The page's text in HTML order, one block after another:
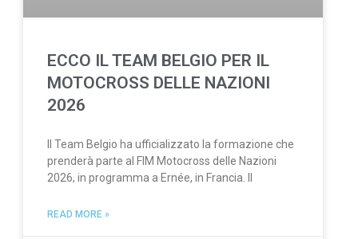
ECCO IL TEAM BELGIO PER IL
MOTOCROSS DELLE NAZIONI
2026
Il Team Belgio ha ufficializzato la formazione che
prenderà parte al FIM Motocross delle Nazioni
2026, in programma a Ernée, in Francia. Il
READ MORE »